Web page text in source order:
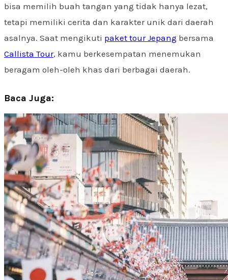
bisa memilih buah tangan yang tidak hanya lezat,
tetapi memiliki cerita dan karakter unik dari daerah
asalnya. Saat mengikuti paket tour Jepang bersama
Callista Tour, kamu berkesempatan menemukan
beragam oleh-oleh khas dari berbagai daerah.
Baca Juga: